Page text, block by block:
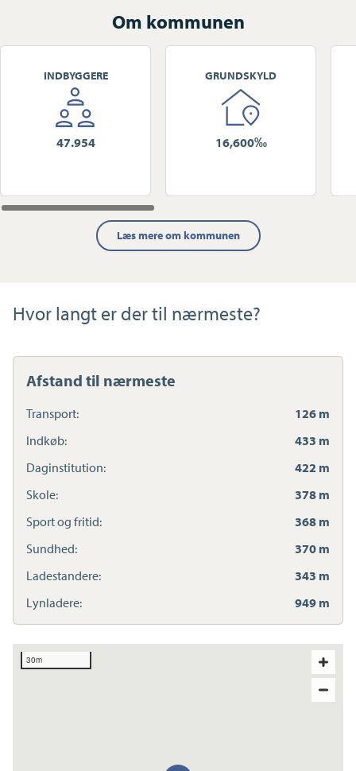
Om kommunen
INDBYGGERE
47.954
GRUNDSKYLD
16,600‰
Læs mere om kommunen
Hvor langt er der til nærmeste?
Afstand til nærmeste
Transport:
126 m
Indkøb:
433 m
Daginstitution:
422 m
Skole:
378 m
Sport og fritid:
368 m
Sundhed:
370 m
Ladestandere:
343 m
Lynladere:
949 m
30m